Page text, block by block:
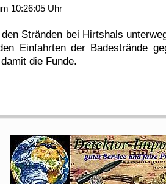
10:26:05 Uhr
Stränden bei Hirtshals
Einfahrten der Badestrände
die Funde.